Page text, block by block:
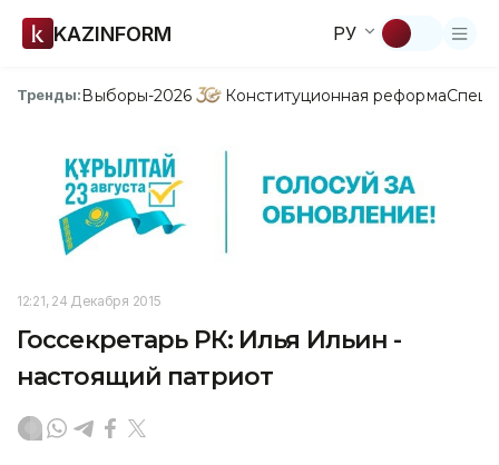
KAZINFORM РУ
Тренды:Выборы-2026 Конституционная реформа
12:21, 24 Декабря 2015
Госсекретарь РК: Илья Ильин -
настоящий патриот